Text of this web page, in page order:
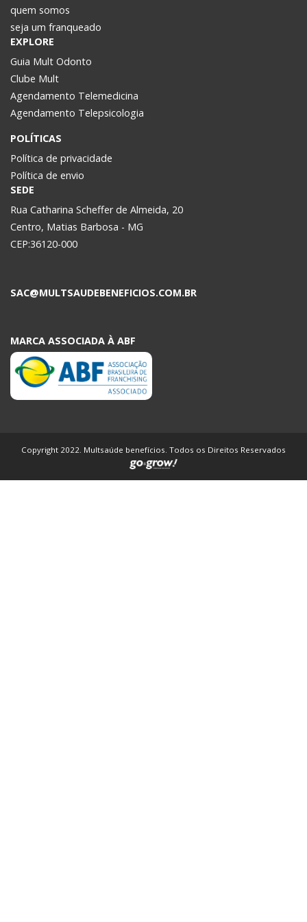
quem somos
seja um franqueado
EXPLORE
Guia Mult Odonto
Clube Mult
Agendamento Telemedicina
Agendamento Telepsicologia
POLÍTICAS
Política de privacidade
Política de envio
SEDE
Rua Catharina Scheffer de Almeida, 20
Centro, Matias Barbosa - MG
CEP:36120-000
SAC@MULTSAUDEBENEFICIOS.COM.BR
MARCA ASSOCIADA À ABF
Copyright 2022. Multsaúde benefícios. Todos os Direitos Reservados